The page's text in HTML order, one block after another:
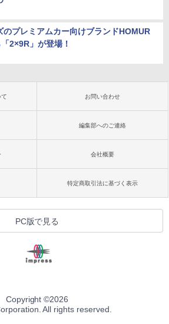
のプレミアムカー向けブランドHOMUR
2×9R」が登場！
お問い合わせ
編集部へのご連絡
会社概要
特定商取引法に基づく表示
PC版で見る
Copyright ©2026
All rights reserved.